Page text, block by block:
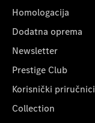
Homologacija
Dodatna oprema
Newsletter
Prestige Club
Korisnički priručnici
Collection